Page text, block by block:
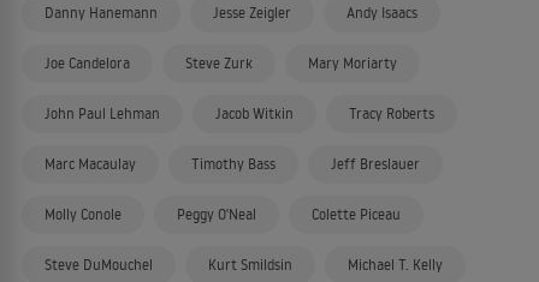
Danny Hanemann Jesse Zeigler Andy Isaacs
Joe Candelora Steve Zurk Mary Moriarty
John Paul Lehman Jacob Witkin Tracy Roberts
Marc Macaulay Timothy Bass Jeff Breslauer
Molly Conole Peggy O'Neal Colette Piceau
Steve DuMouchel Kurt Smildsin Michael T. Kelly